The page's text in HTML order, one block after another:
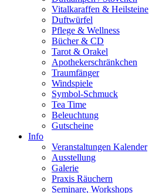
Vitalkaraffen & Heilsteine
Duftwürfel
Pflege & Wellness
Bücher & CD
Tarot & Orakel
Apothekerschränkchen
Traumfänger
Windspiele
Symbol-Schmuck
Tea Time
Beleuchtung
Gutscheine
Info
Veranstaltungen Kalender
Ausstellung
Galerie
Praxis Räuchern
Seminare, Workshops